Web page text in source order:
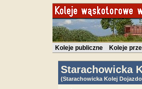
Koleje publiczne Koleje
Starachowicka
(Starachowicka Kolej